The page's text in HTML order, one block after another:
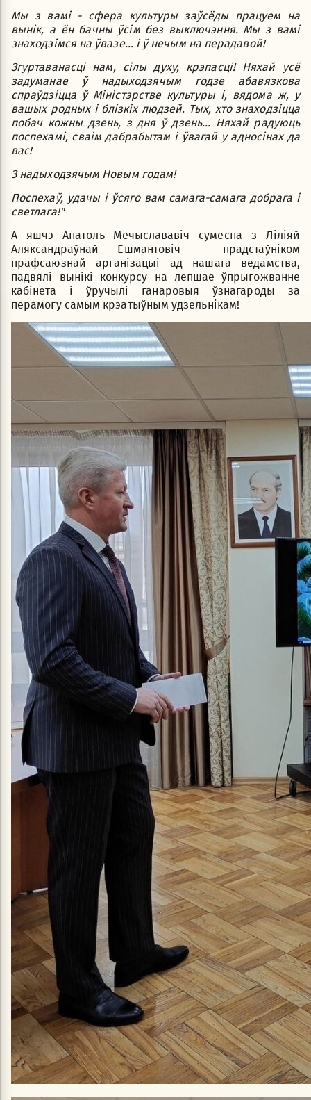
Мы з вамі - сфера культуры заўсёды працуем на
вынік, а ён бачны ўсім без выключэння. Мы з вамі
знаходзімся на ўвазе... і ў нечым на перадавой!
Згуртаванасці нам, сілы духу, крэпасці! Няхай усё
задуманае ў надыходзячым годзе абавязкова
спраўдзіцца ў Міністэрстве культуры і, вядома ж, у
вашых родных і блізкіх людзей. Тых, хто знаходзіцца
побач кожны дзень, з дня ў дзень... Няхай радуюць
поспехамі, сваім дабрабытам і ўвагай у адносінах да
вас!
З надыходзячым Новым годам!
Поспехаў, удачы і ўсяго вам самага-самага добрага і
светлага!"
А яшчэ Анатоль Мечыслававіч сумесна з Ліліяй
Аляксандраўнай Ешмантовіч - прадстаўніком
прафсаюзнай арганізацыі ад нашага ведамства,
падвялі вынікі конкурсу на лепшае ўпрыгожванне
кабінета і ўручылі ганаровыя ўзнагароды за
перамогу самым крэатыўным удзельнікам!